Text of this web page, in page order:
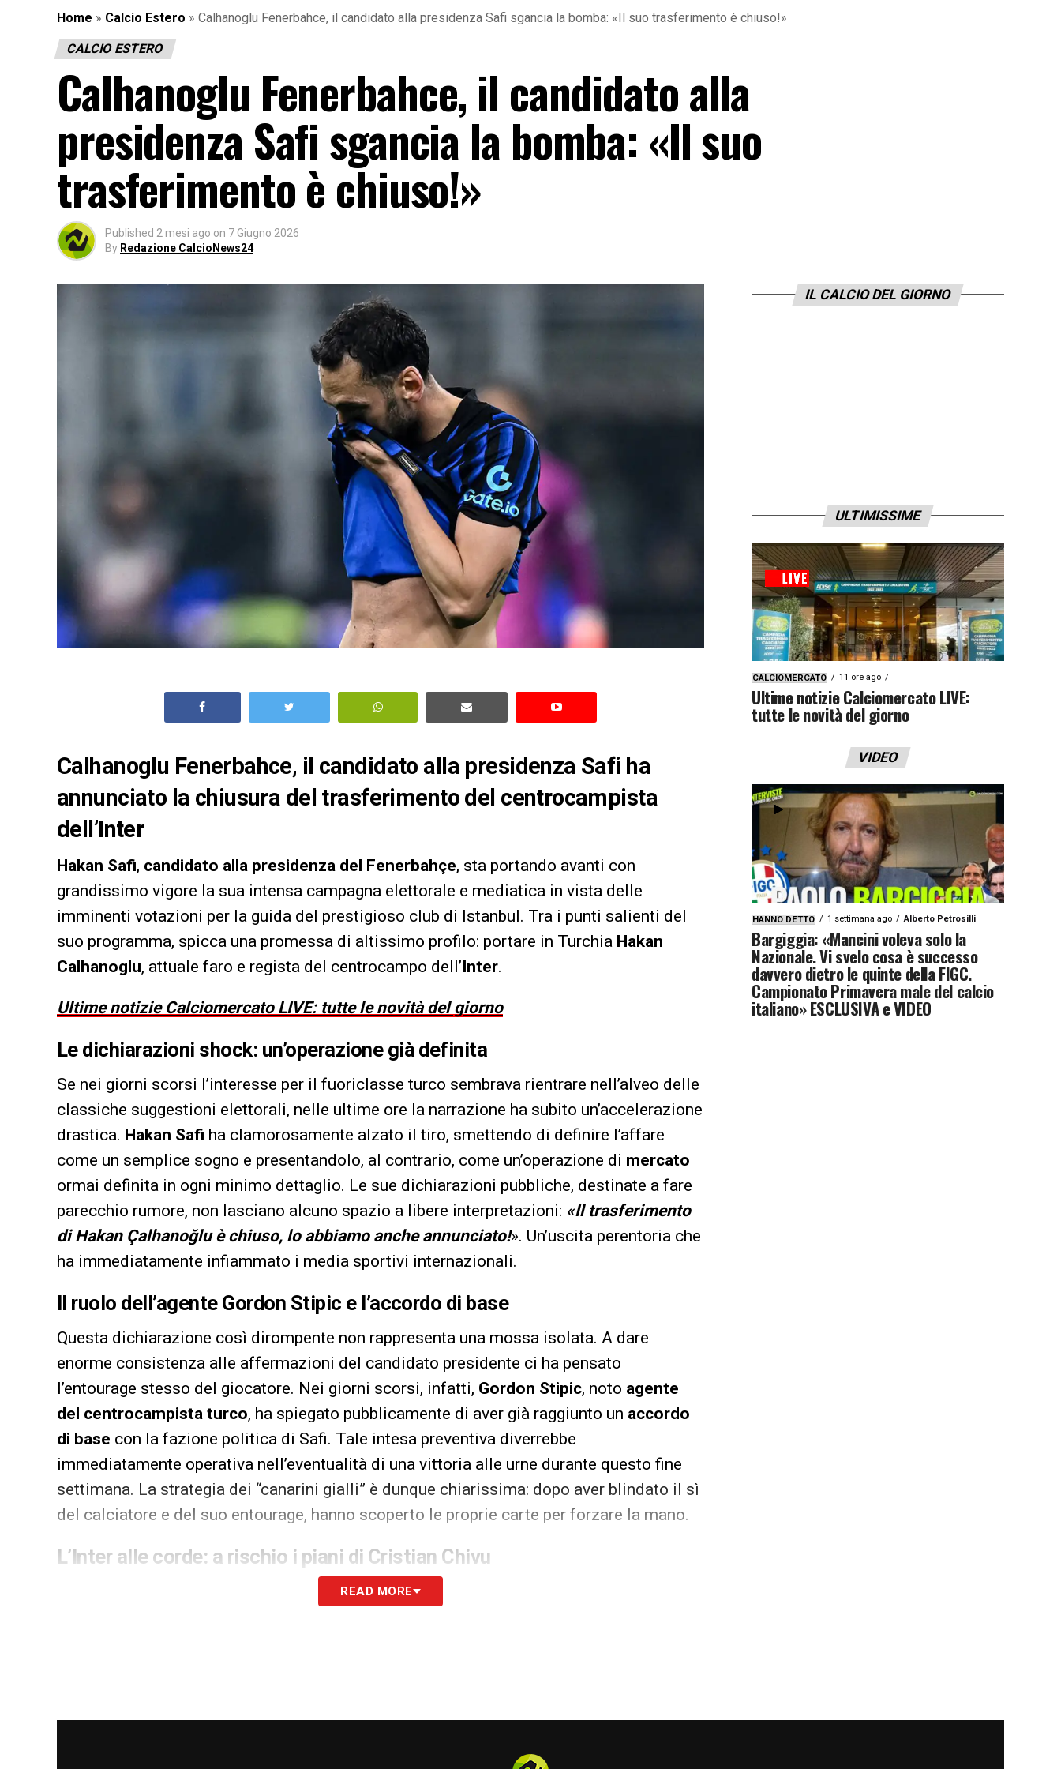
Home » Calcio Estero » Calhanoglu Fenerbahce, il candidato alla presidenza Safi sgancia la bomba: «Il suo trasferimento è chiuso!»
CALCIO ESTERO
Calhanoglu Fenerbahce, il candidato alla
presidenza Safi sgancia la bomba: «Il suo
trasferimento è chiuso!»
Published 2 mesi ago on 7 Giugno 2026
By Redazione CalcioNews24
Calhanoglu Fenerbahce, il candidato alla presidenza Safi ha
annunciato la chiusura del trasferimento del centrocampista
dell’Inter
Hakan Safi, candidato alla presidenza del Fenerbahçe, sta portando avanti con
grandissimo vigore la sua intensa campagna elettorale e mediatica in vista delle
imminenti votazioni per la guida del prestigioso club di Istanbul. Tra i punti salienti del
suo programma, spicca una promessa di altissimo profilo: portare in Turchia Hakan
Calhanoglu, attuale faro e regista del centrocampo dell’Inter.
Ultime notizie Calciomercato LIVE: tutte le novità del giorno
Le dichiarazioni shock: un’operazione già definita
Se nei giorni scorsi l’interesse per il fuoriclasse turco sembrava rientrare nell’alveo delle
classiche suggestioni elettorali, nelle ultime ore la narrazione ha subito un’accelerazione
drastica. Hakan Safi ha clamorosamente alzato il tiro, smettendo di definire l’affare
come un semplice sogno e presentandolo, al contrario, come un’operazione di mercato
ormai definita in ogni minimo dettaglio. Le sue dichiarazioni pubbliche, destinate a fare
parecchio rumore, non lasciano alcuno spazio a libere interpretazioni: «Il trasferimento
di Hakan Çalhanoğlu è chiuso, lo abbiamo anche annunciato!». Un’uscita perentoria che
ha immediatamente infiammato i media sportivi internazionali.
Il ruolo dell’agente Gordon Stipic e l’accordo di base
Questa dichiarazione così dirompente non rappresenta una mossa isolata. A dare
enorme consistenza alle affermazioni del candidato presidente ci ha pensato
l’entourage stesso del giocatore. Nei giorni scorsi, infatti, Gordon Stipic, noto agente
del centrocampista turco, ha spiegato pubblicamente di aver già raggiunto un accordo
di base con la fazione politica di Safi. Tale intesa preventiva diverrebbe
immediatamente operativa nell’eventualità di una vittoria alle urne durante questo fine
settimana. La strategia dei “canarini gialli” è dunque chiarissima: dopo aver blindato il sì
del calciatore e del suo entourage, hanno scoperto le proprie carte per forzare la mano.
L’Inter alle corde: a rischio i piani di Cristian Chivu
Adesso il peso della situazione ricade interamente sulle spalle dell’
semplice. Questa improvvisa bufera rischia seriamente di stravolgere le geometrie e i
READ MORE
IL CALCIO DEL GIORNO
ULTIMISSIME
CALCIOMERCATO 11 ore ago
Ultime notizie Calciomercato LIVE:
tutte le novità del giorno
VIDEO
HANNO DETTO 1 settimana ago Alberto Petrosilli
Bargiggia: «Mancini voleva solo la
Nazionale. Vi svelo cosa è successo
davvero dietro le quinte della FIGC.
Campionato Primavera male del calcio
italiano» ESCLUSIVA e VIDEO